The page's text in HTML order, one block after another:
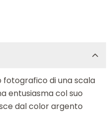
di una scala
entusiasma col suo
dal color argento